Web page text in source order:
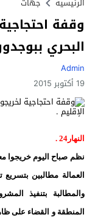
وقفة
البحري
Admin
19 أكتوبر 2015
النهار24 .
نظم صباح اليوم خريجوا
العمالة مطالبين
والمطالبة بتنفيذ
المنطقة و القضاء على